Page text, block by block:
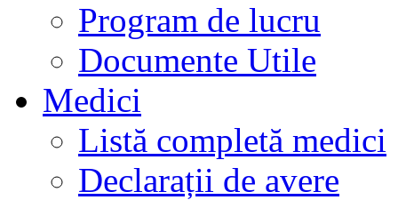
Program de lucru
Documente Utile
Medici
Listă completă medici
Declarații de avere